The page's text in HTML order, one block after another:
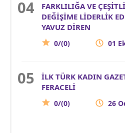
FARKLILIĞA VE
DEĞİŞİME LİDERLİK
YAVUZ DİREN
0/(0) 01
İLK TÜRK KADIN
FERACELİ
0/(0) 26